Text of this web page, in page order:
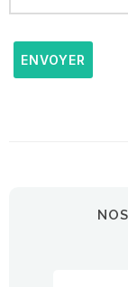
ENVOYER